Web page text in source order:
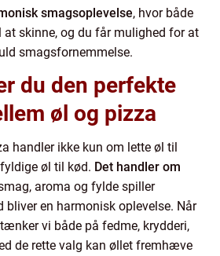
smagsoplevelse, hvor både
skinne, og du får mulighed for at
smagsfornemmelse.
du den perfekte
øl og pizza
handler ikke kun om lette øl til
øl til kød. Det handler om
aroma og fylde spiller
bliver en harmonisk oplevelse. Når
vi både på fedme, krydderi,
de rette valg kan øllet fremhæve